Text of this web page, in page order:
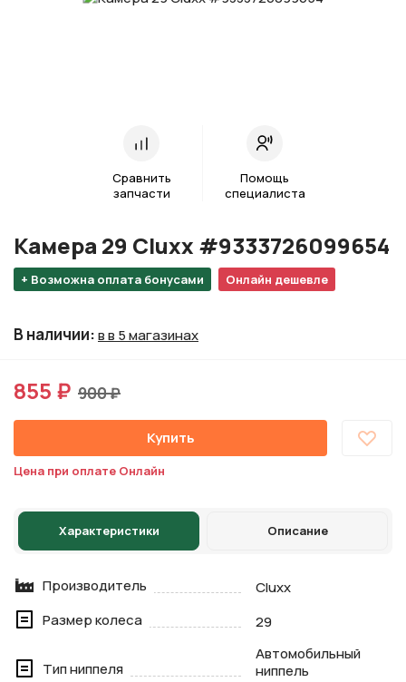
Сравнить
запчасти
Помощь
специалиста
+ Возможна оплата бонусами Онлайн дешевле
Камера 29 Cluxx #9333726099654
В наличии:в в 5 магазинах
855 ₽ 900 ₽
Купить
Цена при оплате Онлайн
Характеристики Описание
Производитель
Cluxx
Размер колеса
29
Тип ниппеля
Автомобильный
ниппель